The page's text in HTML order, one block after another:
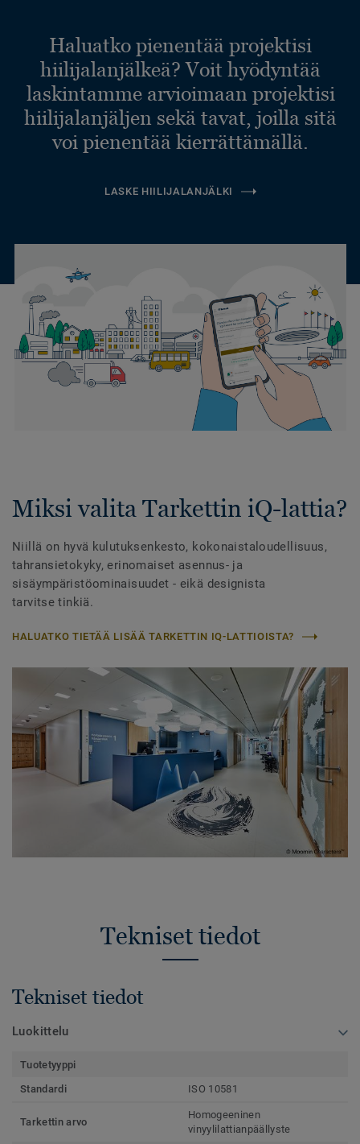
Haluatko pienentää projektisi
hiilijalanjälkeä? Voit hyödyntää
laskintamme arvioimaan projektisi
hiilijalanjäljen sekä tavat, joilla sitä
voi pienentää kierrättämällä.
LASKE HIILIJALANJÄLKI
Miksi valita Tarkettin iQ-lattia?
Niillä on hyvä kulutuksenkesto, kokonaistaloudellisuus,
tahransietokyky, erinomaiset asennus- ja
sisäympäristöominaisuudet - eikä designista
tarvitse tinkiä.
HALUATKO TIETÄÄ LISÄÄ TARKETTIN IQ-LATTIOISTA?
Tekniset tiedot
Tekniset tiedot
Luokittelu
Tuotetyyppi
Standardi
ISO 10581
Tarkettin arvo
Homogeeninen
vinyylilattianpäällyste